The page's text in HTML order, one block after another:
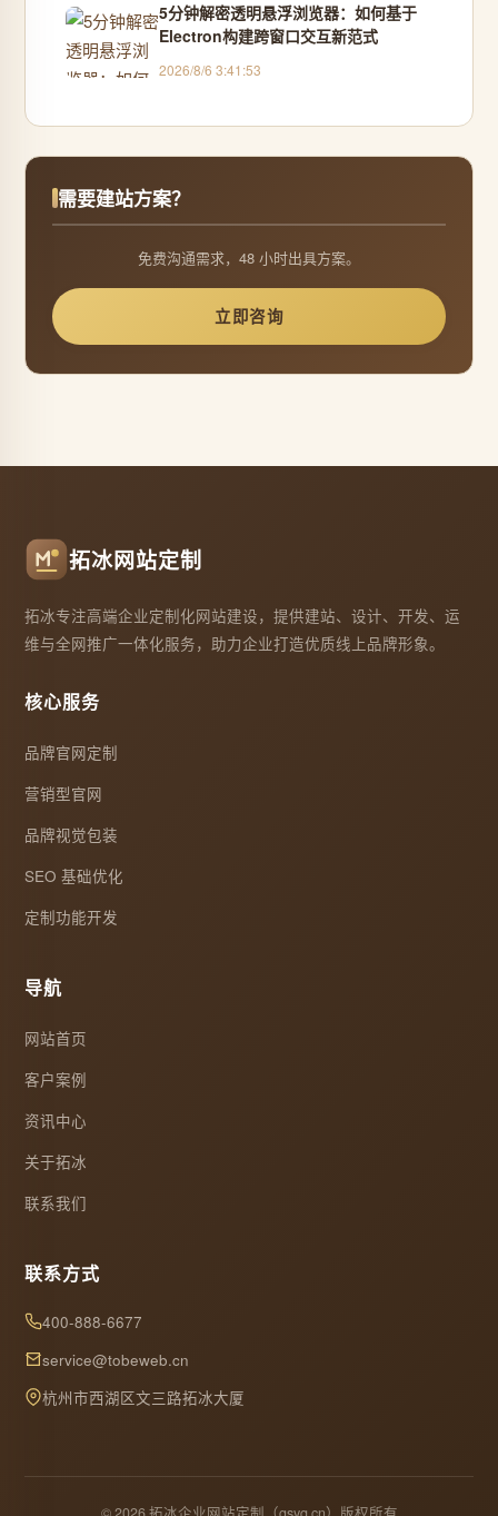
5分钟解密透明悬浮浏览器：如何基于
Electron构建跨窗口交互新范式
2026/8/6 3:41:53
需要建站方案？
免费沟通需求，48 小时出具方案。
立即咨询
拓冰网站定制
拓冰专注高端企业定制化网站建设，提供建站、设计、开发、运
维与全网推广一体化服务，助力企业打造优质线上品牌形象。
核心服务
品牌官网定制
营销型官网
品牌视觉包装
SEO 基础优化
定制功能开发
导航
网站首页
客户案例
资讯中心
关于拓冰
联系我们
联系方式
400-888-6677
service@tobeweb.cn
杭州市西湖区文三路拓冰大厦